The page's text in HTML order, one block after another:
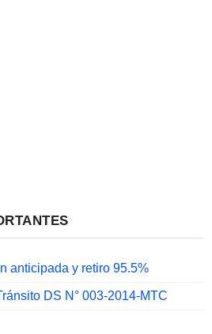
anticipada y retiro 95.5%
DS N° 003-2014-MTC